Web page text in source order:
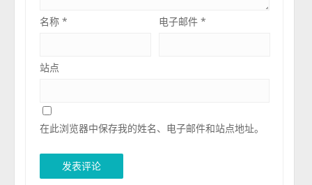
名称* 电子邮件*
站点
在此浏览器中保存我的姓名、电子邮件和站点地址。